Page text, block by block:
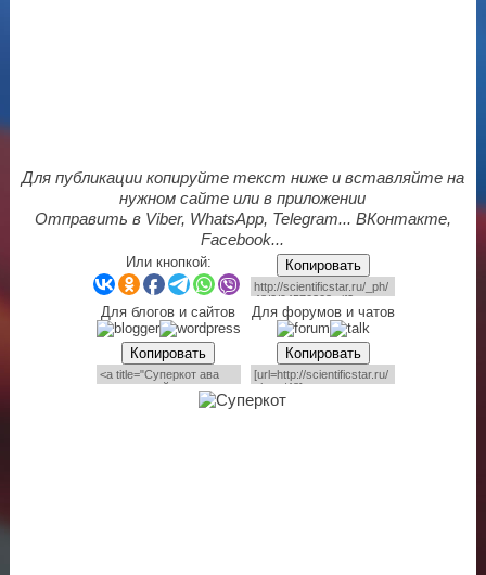
Для публикации копируйте текст ниже и вставляйте на
нужном сайте или в приложении
Отправить в Viber, WhatsApp, Telegram... ВКонтакте,
Facebook...
Или кнопкой: Копировать
Для блогов и сайтов Для форумов и чатов
Копировать Копировать